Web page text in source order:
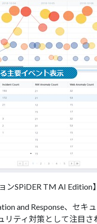
SPiDER TM AI Edition】
and Response、セ
ティ対策として注目